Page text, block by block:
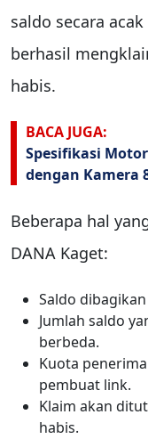
saldo secara
berhasil
habis.
BACA JUGA:
Spesifikasi
dengan Kamera
Beberapa hal
DANA Kaget:
Saldo
Jumlah saldo
berbeda.
Kuota
pembuat link.
Klaim akan
habis.